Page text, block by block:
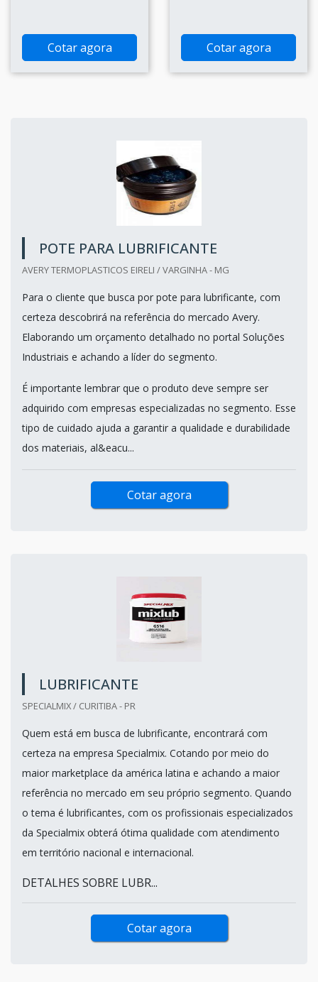
Cotar agora Cotar agora
POTE PARA LUBRIFICANTE
AVERY TERMOPLASTICOS EIRELI / VARGINHA - MG
Para o cliente que busca por pote para lubrificante, com
certeza descobrirá na referência do mercado Avery.
Elaborando um orçamento detalhado no portal Soluções
Industriais e achando a líder do segmento.
É importante lembrar que o produto deve sempre ser
adquirido com empresas especializadas no segmento. Esse
tipo de cuidado ajuda a garantir a qualidade e durabilidade
dos materiais, al&eacu...
Cotar agora
LUBRIFICANTE
SPECIALMIX / CURITIBA - PR
Quem está em busca de lubrificante, encontrará com
certeza na empresa Specialmix. Cotando por meio do
maior marketplace da américa latina e achando a maior
referência no mercado em seu próprio segmento. Quando
o tema é lubrificantes, com os profissionais especializados
da Specialmix obterá ótima qualidade com atendimento
em território nacional e internacional.
DETALHES SOBRE LUBR...
Cotar agora